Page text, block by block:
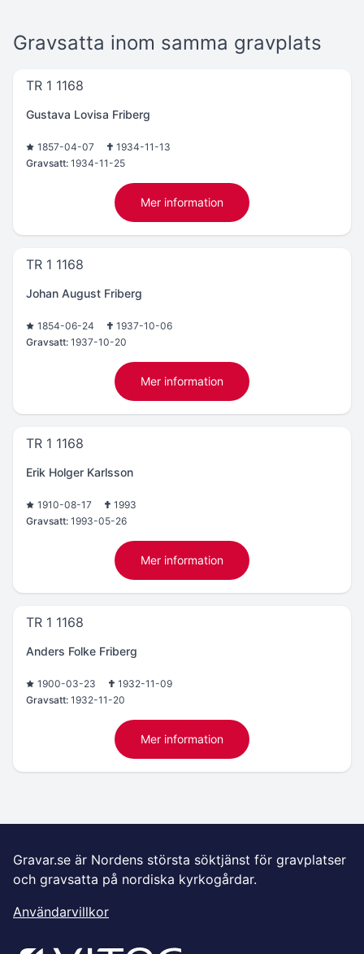
Gravsatta inom samma gravplats
TR 1 1168
Gustava Lovisa Friberg
1857-04-07
1934-11-13
Gravsatt: 1934-11-25
Mer information
TR 1 1168
Johan August Friberg
1854-06-24
1937-10-06
Gravsatt: 1937-10-20
Mer information
TR 1 1168
Erik Holger Karlsson
1910-08-17
1993
Gravsatt: 1993-05-26
Mer information
TR 1 1168
Anders Folke Friberg
1900-03-23
1932-11-09
Gravsatt: 1932-11-20
Mer information
Gravar.se är Nordens största söktjänst för gravplatser
och gravsatta på nordiska kyrkogårdar.
Användarvillkor